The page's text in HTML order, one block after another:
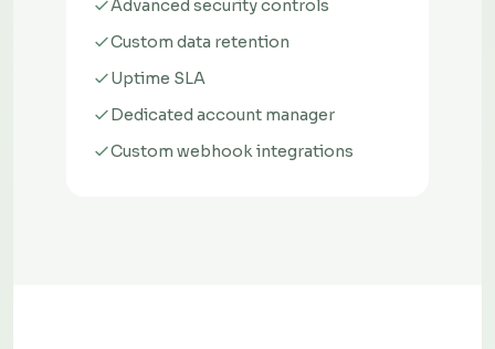
Advanced security controls
Custom data retention
Uptime SLA
Dedicated account manager
Custom webhook integrations